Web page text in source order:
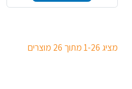
מציג 1-26 מתוך 26 מוצרים